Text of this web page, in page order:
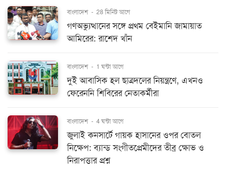
বাংলাদেশ - 28 মিনিট আগে
গণঅভ্যুত্থানের সঙ্গে প্রথম বেইমানি জামায়াত
আমিরের: রাশেদ খাঁন
বাংলাদেশ - 1 ঘন্টা আগে
দুই আবাসিক হল ছাত্রদলের নিয়ন্ত্রণে, এখনও
ফেরেননি শিবিরের নেতাকর্মীরা
বাংলাদেশ - 4 ঘন্টা আগে
জুলাই কনসার্টে গায়ক হাসানের ওপর বোতল
নিক্ষেপ: ব্যান্ড সংগীতপ্রেমীদের তীব্র ক্ষোভ ও
নিরাপত্তার প্রশ্ন